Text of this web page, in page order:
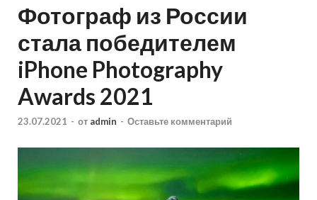
Фотограф из России
стала победителем
iPhone Photography
Awards 2021
23.07.2021 - от admin - Оставьте комментарий